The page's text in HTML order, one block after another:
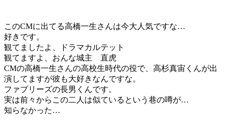
このCMに出てる高橋一生さんは今大人気ですな…
好きです。
観てましたよ、ドラマカルテット
観てますよ、おんな城主 直虎
CMの高橋一生さんの高校生時代の役で、高杉真宙くんが出
演してますが彼も大好きなんですな。
ファブリーズの長男くんです。
実は前々からこの二人は似ているという巷の噂が…
知らなかった…